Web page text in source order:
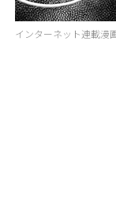
インターネット連載漫